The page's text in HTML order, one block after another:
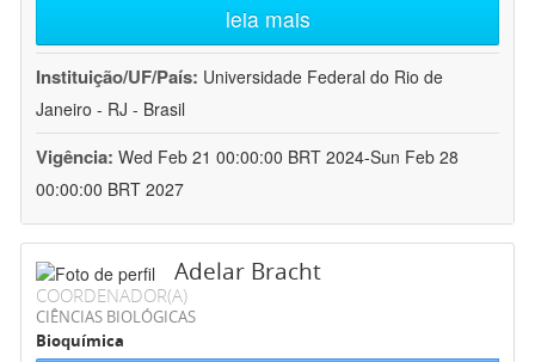
leia mais
Instituição/UF/País: Universidade Federal do Rio de
Janeiro - RJ - Brasil
Vigência: Wed Feb 21 00:00:00 BRT 2024-Sun Feb 28
00:00:00 BRT 2027
Adelar Bracht
COORDENADOR(A)
CIÊNCIAS BIOLÓGICAS
Bioquímica